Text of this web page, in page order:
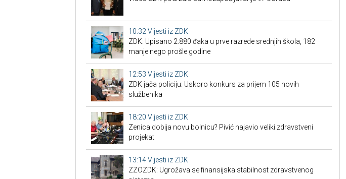
10:32 Vijesti iz ZDK
ZDK: Upisano 2.880 đaka u prve razrede srednjih škola, 182
manje nego prošle godine
12:53 Vijesti iz ZDK
ZDK jača policiju: Uskoro konkurs za prijem 105 novih
službenika
18:20 Vijesti iz ZDK
Zenica dobija novu bolnicu? Pivić najavio veliki zdravstveni
projekat
13:14Vijesti iz ZDK
ZZOZDK: Ugrožava se finansijska stabilnost zdravstvenog